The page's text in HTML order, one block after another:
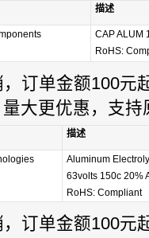
描述
CAP ALUM
RoHS:
订单金额100元
大更优惠，支持
描述
Aluminum
63volts 150c 20%
RoHS: Compliant
订单金额100元